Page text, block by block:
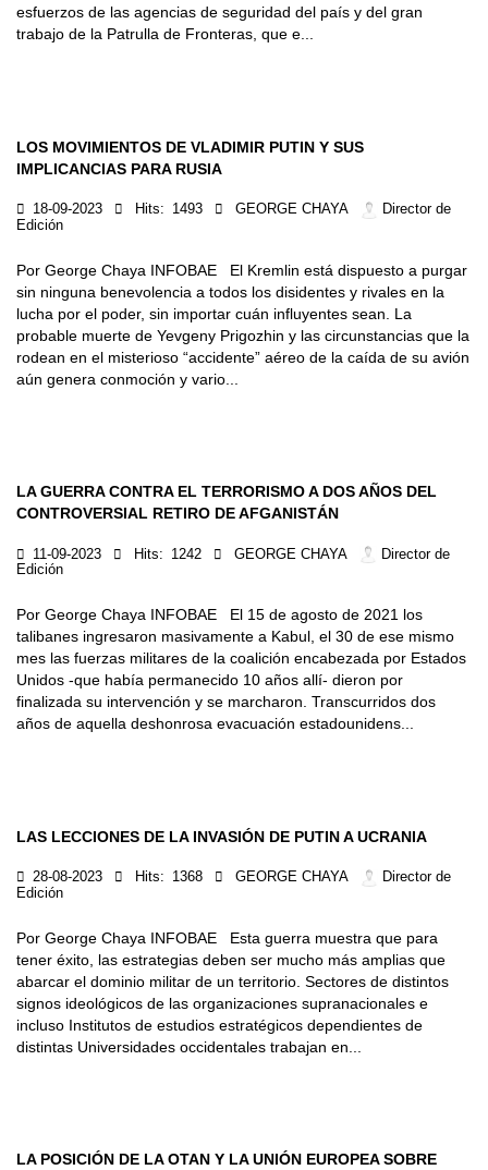
esfuerzos de las agencias de seguridad del país y del gran
trabajo de la Patrulla de Fronteras, que e...
LOS MOVIMIENTOS DE VLADIMIR PUTIN Y SUS
IMPLICANCIAS PARA RUSIA
18-09-2023 Hits: 1493 GEORGE CHAYA
Director de
Edición
Por George Chaya INFOBAE El Kremlin está dispuesto a purgar
sin ninguna benevolencia a todos los disidentes y rivales en la
lucha por el poder, sin importar cuán influyentes sean. La
probable muerte de Yevgeny Prigozhin y las circunstancias que la
rodean en el misterioso “accidente” aéreo de la caída de su avión
aún genera conmoción y vario...
LA GUERRA CONTRA EL TERRORISMO A DOS AÑOS DEL
CONTROVERSIAL RETIRO DE AFGANISTÁN
11-09-2023 Hits: 1242 GEORGE CHAYA
Director de
Edición
Por George Chaya INFOBAE El 15 de agosto de 2021 los
talibanes ingresaron masivamente a Kabul, el 30 de ese mismo
mes las fuerzas militares de la coalición encabezada por Estados
Unidos -que había permanecido 10 años allí- dieron por
finalizada su intervención y se marcharon. Transcurridos dos
años de aquella deshonrosa evacuación estadounidens...
LAS LECCIONES DE LA INVASIÓN DE PUTIN A UCRANIA
28-08-2023 Hits: 1368 GEORGE CHAYA
Director de
Edición
Por George Chaya INFOBAE Esta guerra muestra que para
tener éxito, las estrategias deben ser mucho más amplias que
abarcar el dominio militar de un territorio. Sectores de distintos
signos ideológicos de las organizaciones supranacionales e
incluso Institutos de estudios estratégicos dependientes de
distintas Universidades occidentales trabajan en...
LA POSICIÓN DE LA OTAN Y LA UNIÓN EUROPEA SOBRE